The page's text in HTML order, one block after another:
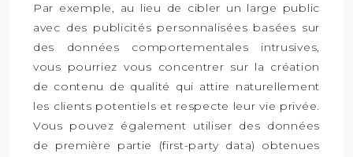
Par exemple, au lieu de cibler un large public
avec des publicités personnalisées basées sur
des données comportementales intrusives,
vous pourriez vous concentrer sur la création
de contenu de qualité qui attire naturellement
les clients potentiels et respecte leur vie privée.
Vous pouvez également utiliser des données
de première partie (first-party data) obtenues